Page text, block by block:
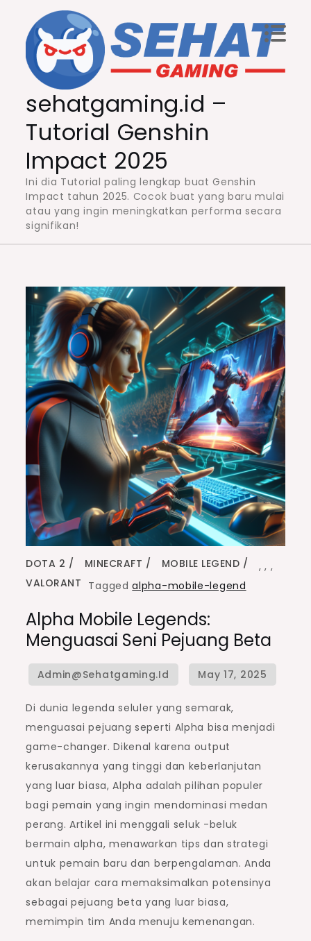
content
sehatgaming.id –
Tutorial Genshin
Impact 2025
Ini dia Tutorial paling lengkap buat Genshin
Impact tahun 2025. Cocok buat yang baru mulai
atau yang ingin meningkatkan performa secara
signifikan!
DOTA 2 ,
MINECRAFT ,
MOBILE LEGEND
,
VALORANT Taggedalpha-mobile-legend
Alpha Mobile Legends:
Menguasai Seni Pejuang Beta
Di dunia legenda seluler yang semarak,
menguasai pejuang seperti Alpha bisa menjadi
game-changer. Dikenal karena output
kerusakannya yang tinggi dan keberlanjutan
yang luar biasa, Alpha adalah pilihan populer
bagi pemain yang ingin mendominasi medan
perang. Artikel ini menggali seluk -beluk
bermain alpha, menawarkan tips dan strategi
untuk pemain baru dan berpengalaman. Anda
akan belajar cara memaksimalkan potensinya
sebagai pejuang beta yang luar biasa,
memimpin tim Anda menuju kemenangan.